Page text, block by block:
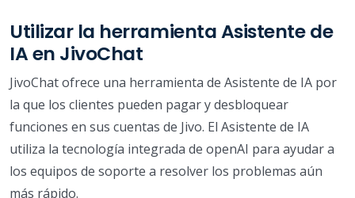
Utilizar la herramienta Asistente de
IA en JivoChat
JivoChat ofrece una herramienta de Asistente de IA por
la que los clientes pueden pagar y desbloquear
funciones en sus cuentas de Jivo. El Asistente de IA
utiliza la tecnología integrada de openAI para ayudar a
los equipos de soporte a resolver los problemas aún
más rápido.